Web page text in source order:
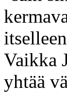
Vaikka
yhtää